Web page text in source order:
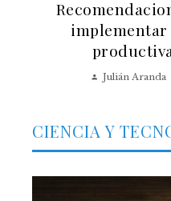
implementar
Julián Aranda
CIENCIA Y